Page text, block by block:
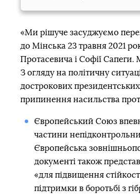
«Ми рішуче засуджуємо
до Мінська 23 травня 2021
Протасевича і Софії Сапеги.
З огляду на політичну
дострокових президентських
припинення насильства
Європейський Союз
частини
Європейська
документі також
«для підвищення
підтримки в боротьбі з